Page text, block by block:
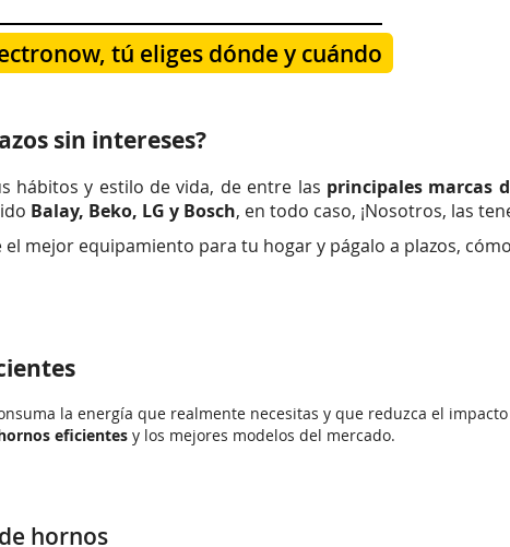
tú eliges dónde y cuándo
sin intereses?
hábitos y estilo de vida, de entre las principales marcas
Balay, Beko, LG y Bosch, en todo caso, ¡Nosotros, las
mejor equipamiento para tu hogar y págalo a plazos,
la energía que realmente necesitas y que reduzca el
eficientesy los mejores modelos del mercado.
hornos